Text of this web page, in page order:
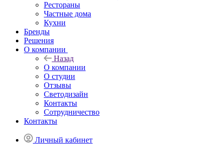
Рестораны
Частные дома
Кухни
Бренды
Решения
О компании
Назад
О компании
О студии
Отзывы
Светодизайн
Контакты
Сотрудничество
Контакты
Личный кабинет